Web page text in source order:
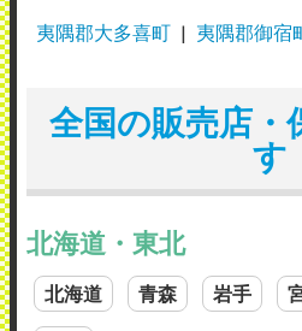
夷隅郡大多喜町 夷隅郡御宿
全国の販売店・
す
北海道・東北
北海道 青森 岩手